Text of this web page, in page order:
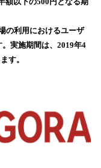
の利用におけるユーザ
実施期間は、2019年4
す。